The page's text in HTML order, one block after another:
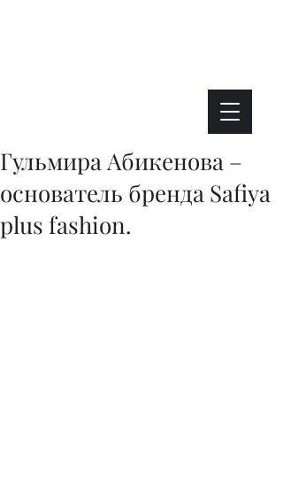
Гульмира Абикенова –
основатель бренда Safiya
plus fashion.